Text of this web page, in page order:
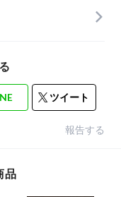
ツイート
報告する
品